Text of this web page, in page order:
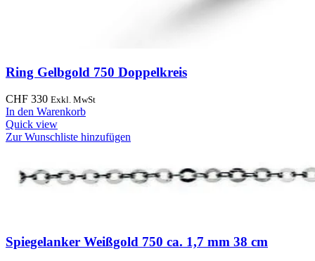
Ring Gelbgold 750 Doppelkreis
CHF 330 Exkl. MwSt
In den Warenkorb
Quick view
Zur Wunschliste hinzufügen
Spiegelanker Weißgold 750 ca. 1,7 mm 38 cm